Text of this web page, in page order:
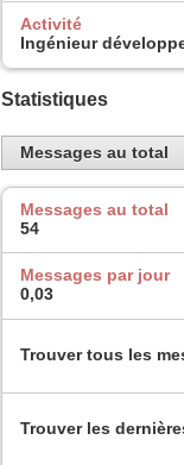
Activité
Ingénieur
Statistiques
Messages au total
Messages au total
54
Messages par jour
0,03
Trouver tous les
Trouver les